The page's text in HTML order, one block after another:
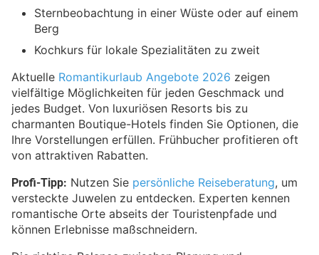
Sternbeobachtung in einer Wüste oder auf einem
Berg
Kochkurs für lokale Spezialitäten zu zweit
Aktuelle Romantikurlaub Angebote 2026 zeigen
vielfältige Möglichkeiten für jeden Geschmack und
jedes Budget. Von luxuriösen Resorts bis zu
charmanten Boutique-Hotels finden Sie Optionen, die
Ihre Vorstellungen erfüllen. Frühbucher profitieren oft
von attraktiven Rabatten.
Profi-Tipp: Nutzen Sie persönliche Reiseberatung, um
versteckte Juwelen zu entdecken. Experten kennen
romantische Orte abseits der Touristenpfade und
können Erlebnisse maßschneidern.